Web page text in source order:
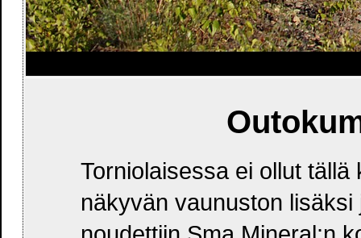
Torniolaisessa ei ollut
näkyvän vaunuston